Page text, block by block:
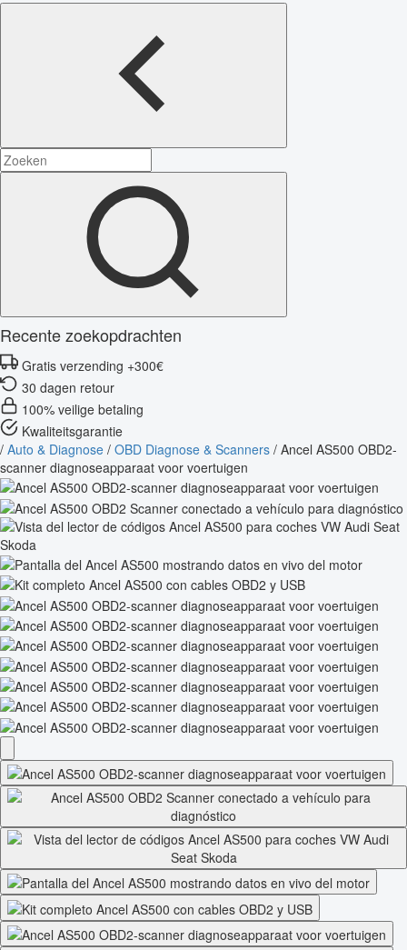
Recente zoekopdrachten
Gratis verzending +300€
30 dagen retour
100% veilige betaling
Kwaliteitsgarantie
/ Auto & Diagnose / OBD Diagnose & Scanners / Ancel AS500 OBD2-
scanner diagnoseapparaat voor voertuigen